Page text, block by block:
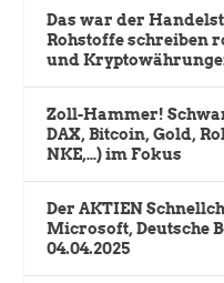
Das war der
Rohstoffe schreiben
und
Zoll-Hammer!
DAX, Bitcoin, Gold,
NKE,…) im Fokus
Der AKTIEN
Microsoft, Deutsche
04.04.2025